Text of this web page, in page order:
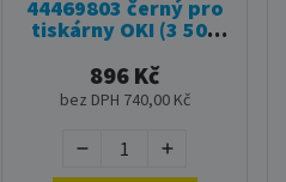
44469803 černý pro
tiskárny OKI (3 500
896 Kč
bez DPH 740,00 Kč